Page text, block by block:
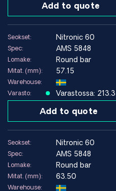
Tiheys
Kovuus
Suositeltu
enimmäisarvo
Hitsauskyky
Maailmanlaajuisen
ansiosta tarjoamme
pääsyn oikeisiin
Add to quote
Seokset: nitronic 60
Spec: AMS 5848
Lomake: Round bar
Mitat. (mm): 57.15
Warehouse:
Varasto:
Varastossa:
Add to quote
Seokset: nitronic 60
Spec: AMS 5848
Lomake: Round bar
Mitat. (mm): 63.50
Warehouse: